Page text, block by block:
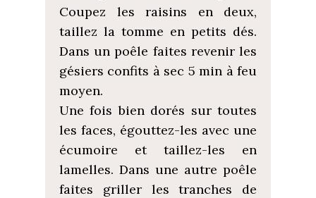
Coupez les raisins en deux,
taillez la tomme en petits dés.
Dans un poêle faites revenir les
gésiers confits à sec 5 min à feu
moyen.
Une fois bien dorés sur toutes
les faces, égouttez-les avec une
écumoire et taillez-les en
lamelles. Dans une autre poêle
faites griller les tranches de